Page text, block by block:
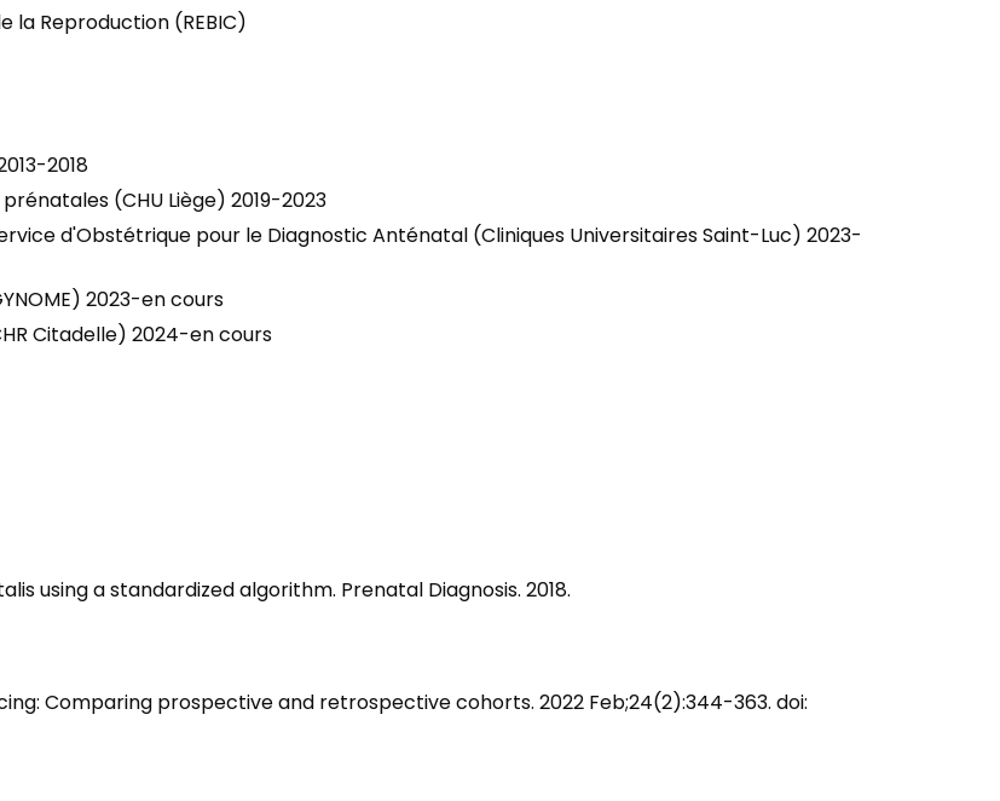
la Reproduction (REBIC)
2018
(CHU Liège) 2019-2023
d'Obstétrique pour le Diagnostic Anténatal (Cliniques Universitaires Saint-Luc) 2023-
2023-en cours
Citadelle) 2024-en cours
using a standardized algorithm. Prenatal Diagnosis. 2018.
Comparing prospective and retrospective cohorts. 2022 Feb;24(2):344-363. doi: